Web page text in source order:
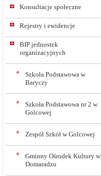
Konsultacje społeczne
Rejestry i ewidencje
BIP jednostek
organizacyjnych
Szkoła Podstawowa w
Baryczy
Szkoła Podstawowa nr 2 w
Golcowej
Zespół Szkół w Golcowej
Gminny Ośrodek Kultury w
Domaradzu